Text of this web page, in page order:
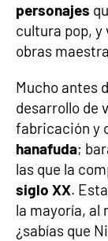
personajes
cultura pop, y
obras
Mucho antes
desarrollo de
fabricación y
hanafuda;
las que la
siglo XX.
la mayoría, al
¿sabías que